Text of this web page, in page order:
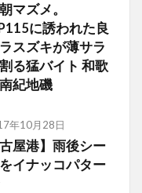
マズメ。
に誘われた良
スズキが薄サラ
る猛バイト 和歌
紀地磯
年10月28日
古屋港】雨後シー
イナッコパター